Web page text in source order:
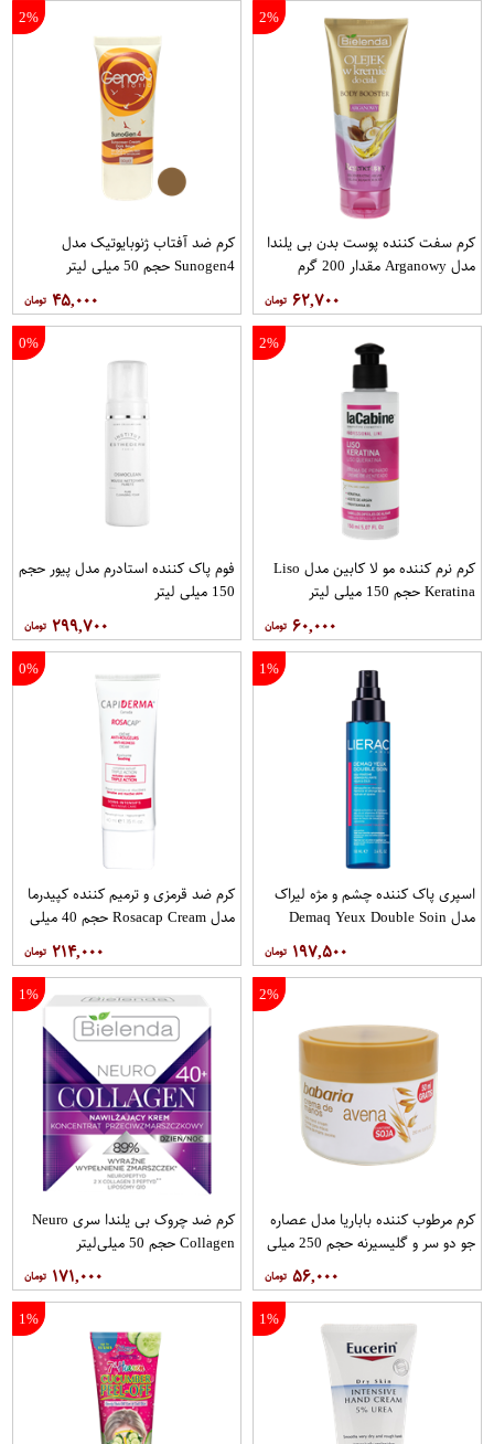
2%
کرم سفت‌ کننده پوست بدن بی یلندا
مدل Arganowy مقدار 200 گرم
۶۲,۷۰۰
2%
کرم ضد آفتاب ژنوبایوتیک مدل
Sunogen4 حجم 50 میلی لیتر
۴۵,۰۰۰
2%
کرم نرم کننده مو لا کابین مدل Liso
Keratina حجم 150 میلی لیتر
۶۰,۰۰۰
0%
فوم پاک کننده استادرم مدل پیور حجم
150 میلی لیتر
۲۹۹,۷۰۰
1%
اسپری پاک کننده چشم و مژه لیراک
مدل Demaq Yeux Double Soin
۱۹۷,۵۰۰
0%
کرم ضد قرمزی و ترمیم کننده کپیدرما
مدل Rosacap Cream حجم 40 میلی
۲۱۴,۰۰۰
2%
کرم مرطوب کننده باباریا مدل عصاره
جو دو سر و گلیسیرنه حجم 250 میلی
۵۶,۰۰۰
1%
کرم ضد چروک بی یلندا سری Neuro
Collagen حجم 50 میلی‌لیتر
۱۷۱,۰۰۰
1%
1%